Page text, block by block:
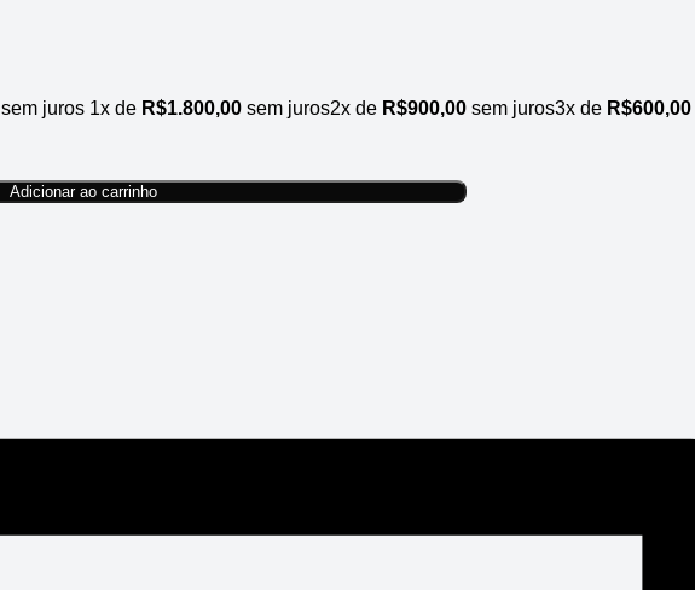
sem juros 1x de R$1.800,00 sem juros2x de R$900,00 sem juros3x de R$600,00
Adicionar ao carrinho